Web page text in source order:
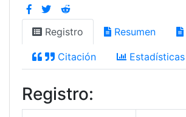
Registro Resumen
Citación Estadísticas
Registro: